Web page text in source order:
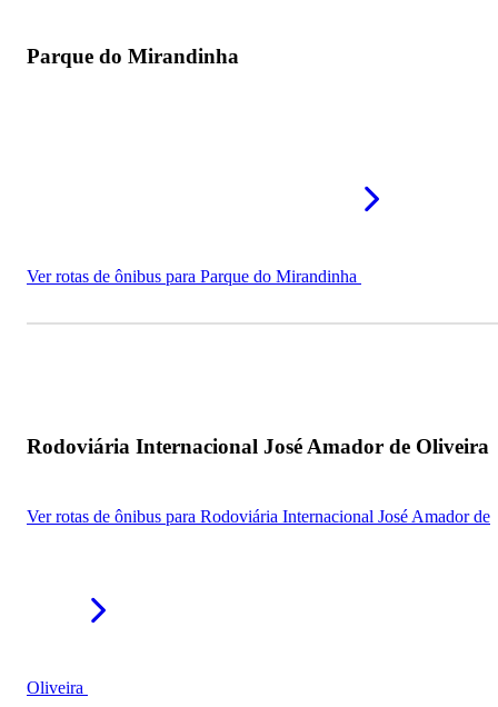
Parque do Mirandinha
Ver rotas de ônibus para Parque do Mirandinha
Rodoviária Internacional José Amador de Oliveira
Ver rotas de ônibus para Rodoviária Internacional José Amador de
Oliveira